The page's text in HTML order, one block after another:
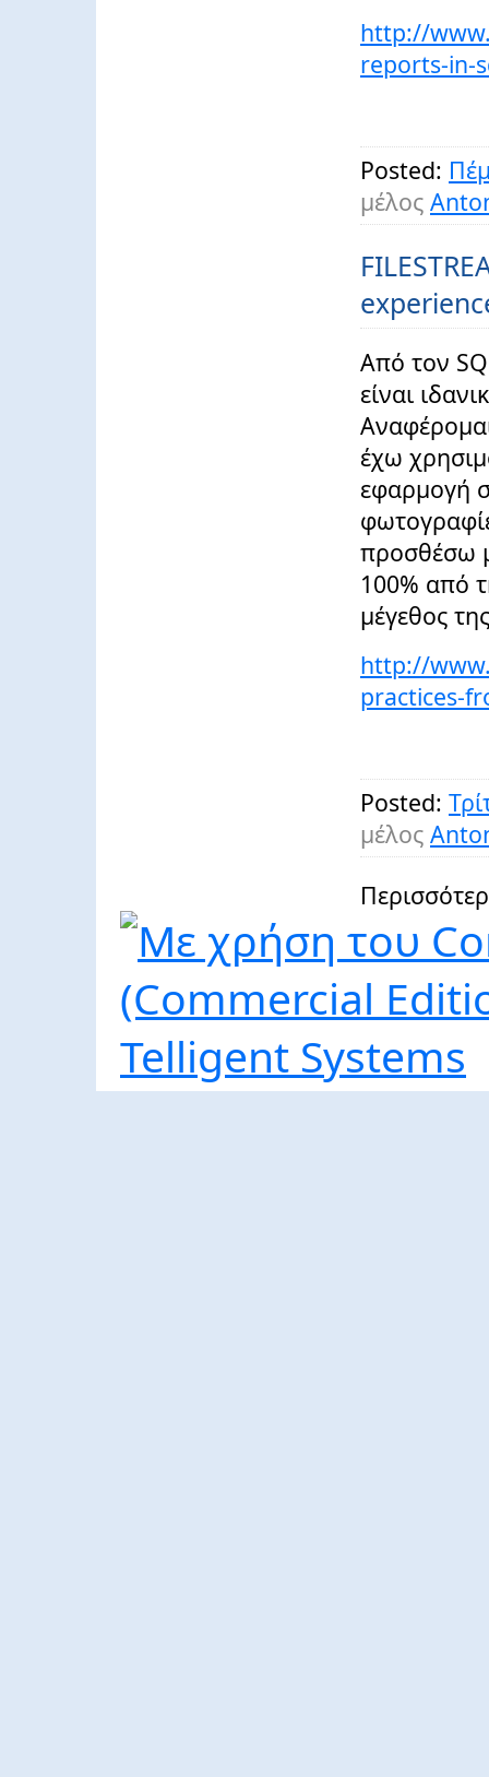
http://
reports-in-
Posted:
μέλος
Από τον
είναι
έχω
εφαρμογή
προσθέσω
100% από
μέγεθος
http://
practices-
Posted:
μέλος